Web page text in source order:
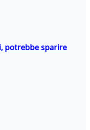
potrebbe sparire